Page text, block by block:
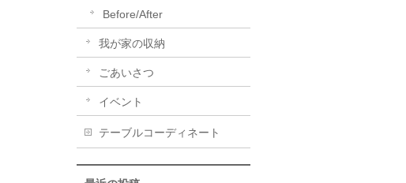
Before/After
我が家の収納
ごあいさつ
イベント
テーブルコーディネート